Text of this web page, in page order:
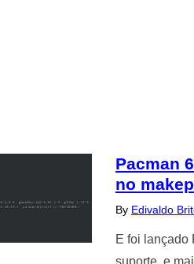
Pacman
no
By Edivaldo
E foi lançado
suporte, e